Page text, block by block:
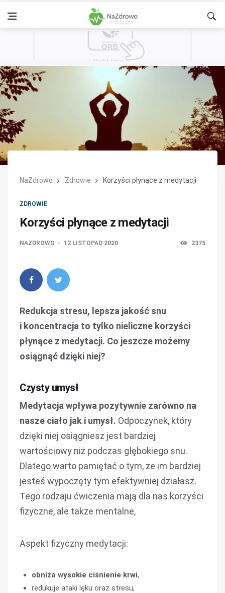
NaZdrowo Zdrowie Korzyści płynące z medytacji
ZDROWIE
Korzyści płynące z medytacji
NAZDROWO 12 LISTOPAD 2020 2375
Redukcja stresu, lepsza jakość snu
i koncentracja to tylko nieliczne korzyści
płynące z medytacji. Co jeszcze możemy
osiągnąć dzięki niej?
Czysty umysł
Medytacja wpływa pozytywnie zarówno na
nasze ciało jak i umysł. Odpoczynek, który
dzięki niej osiągniesz jest bardziej
wartościowy niż podczas głębokiego snu.
Dlatego warto pamiętać o tym, że im bardziej
jesteś wypoczęty tym efektywniej działasz.
Tego rodzaju ćwiczenia mają dla nas korzyści
fizyczne, ale także mentalne,
Aspekt fizyczny medytacji:
obniża wysokie ciśnienie krwi,
redukuje ataki lęku oraz stresu,